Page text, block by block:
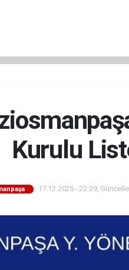
Kurulu
17.12.2025 - 22:29,